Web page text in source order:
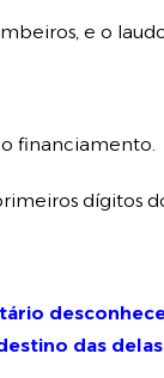
e o
financiamento.
dígitos
das